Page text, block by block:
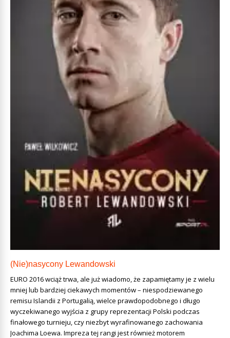
(Nie)nasycony Lewandowski
EURO 2016 wciąż trwa, ale już wiadomo, że zapamiętamy je z wielu
mniej lub bardziej ciekawych momentów – niespodziewanego
remisu Islandii z Portugalią, wielce prawdopodobnego i długo
wyczekiwanego wyjścia z grupy reprezentacji Polski podczas
finałowego turnieju, czy niezbyt wyrafinowanego zachowania
Joachima Loewa. Impreza tej rangi jest również motorem